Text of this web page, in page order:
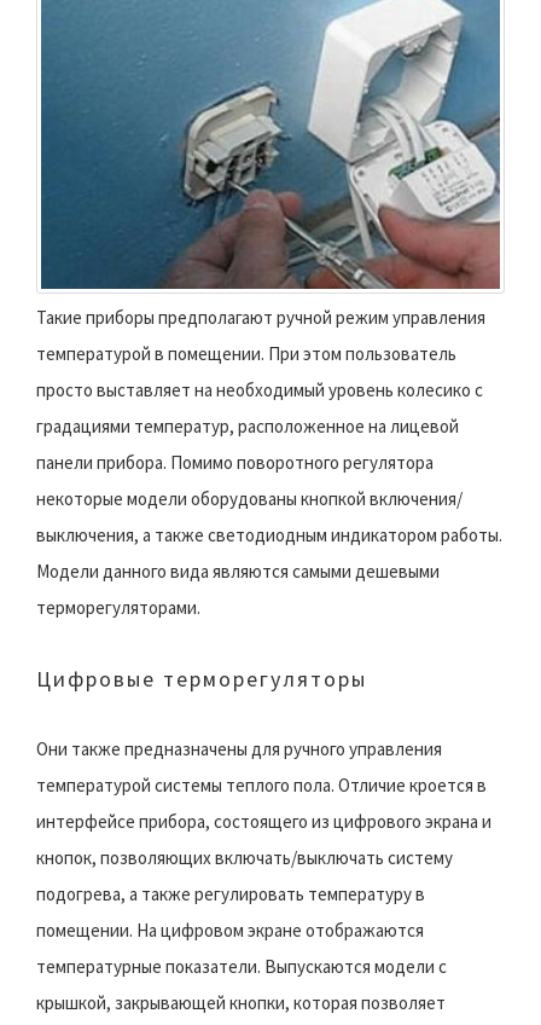
Такие приборы предполагают ручной режим управления
температурой в помещении. При этом пользователь
просто выставляет на необходимый уровень колесико с
градациями температур, расположенное на лицевой
панели прибора. Помимо поворотного регулятора
некоторые модели оборудованы кнопкой включения/
выключения, а также светодиодным индикатором работы.
Модели данного вида являются самыми дешевыми
терморегуляторами.
Цифровые терморегуляторы
Они также предназначены для ручного управления
температурой системы теплого пола. Отличие кроется в
интерфейсе прибора, состоящего из цифрового экрана и
кнопок, позволяющих включать/выключать систему
подогрева, а также регулировать температуру в
помещении. На цифровом экране отображаются
температурные показатели. Выпускаются модели с
крышкой, закрывающей кнопки, которая позволяет